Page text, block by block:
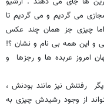
می گردیم و می گردیم تا
اما چیزی جز همان چند عکس
و این همه بی نام و نشان ؟!
امروز عربده ها و رجزها و
رفتنش نیز مانند بودنش ،
از وجود رشیدش چیزی به